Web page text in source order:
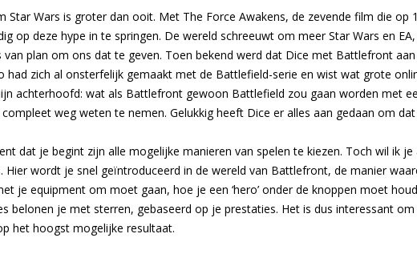
Star Wars is groter dan ooit. Met The Force Awakens, de zevende film die
op deze hype in te springen. De wereld schreeuwt om meer Star Wars en
van plan om ons dat te geven. Toen bekend werd dat Dice met Battlefront
had zich al onsterfelijk gemaakt met de Battlefield-serie en wist wat grote
achterhoofd: wat als Battlefront gewoon Battlefield zou gaan worden met
weg weten te nemen. Gelukkig heeft Dice er alles aan gedaan om
dat je begint zijn alle mogelijke manieren van spelen te kiezen. Toch wil ik
Hier wordt je snel geïntroduceerd in de wereld van Battlefront, de manier
je equipment om moet gaan, hoe je een ‘hero’ onder de knoppen moet
belonen je met sterren, gebaseerd op je prestaties. Het is dus interessant
het hoogst mogelijke resultaat.